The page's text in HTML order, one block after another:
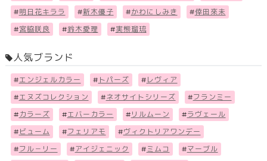
#明日花キララ #新木優子 #かわにしみき #倖田來未
#宮脇咲良 #鈴木愛理 #実熊瑠琉
人気ブランド
#エンジェルカラー # トパーズ # レヴィア
#エヌズコレクション #ネオサイトシリーズ #フランミー
# カラーズ #エバーカラー # リルムーン #ラヴェール
# ビューム #フェリアモ #ヴィクトリアワンデー
#フル－リー #アイジェニック #ミムコ #マーブル